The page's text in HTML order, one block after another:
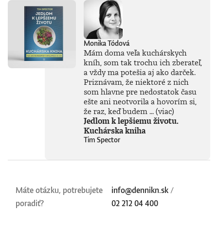
Monika Tódová
Mám doma veľa kuchárskych
kníh, som tak trochu ich zberateľ,
a vždy ma potešia aj ako darček.
Priznávam, že niektoré z nich
som hlavne pre nedostatok času
ešte ani neotvorila a hovorím si,
že raz, keď budem ...(viac)
Jedlom k lepšiemu životu.
Kuchárska kniha
Tim Spector
Máte otázku, potrebujete
poradiť?
info@dennikn.sk /
02 212 04 400